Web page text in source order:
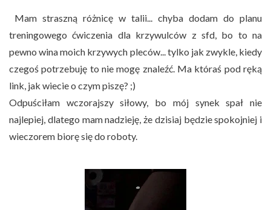
Mam straszną różnicę w talii... chyba dodam do planu
treningowego ćwiczenia dla krzywulców z sfd, bo to na
pewno wina moich krzywych pleców... tylko jak zwykle, kiedy
czegoś potrzebuję to nie mogę znaleźć. Ma któraś pod ręką
link, jak wiecie o czym piszę? ;)
Odpuściłam wczorajszy siłowy, bo mój synek spał nie
najlepiej, dlatego mam nadzieję, że dzisiaj będzie spokojniej i
wieczorem biorę się do roboty.